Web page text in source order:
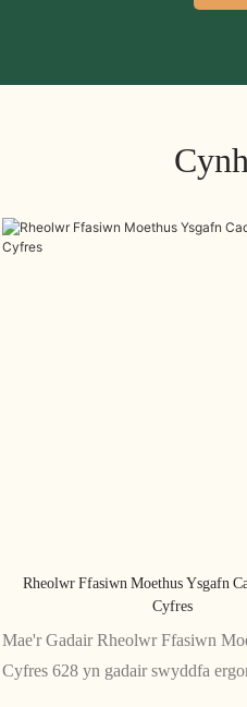
Rheolwr Ffasiwn Moethus Ysgafn
Cyfres
Mae'r Gadair Rheolwr Ffasiwn
Cyfres 628 yn gadair swyddfa